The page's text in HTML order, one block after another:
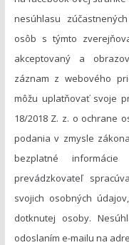
nesúhlasu
osôb s týmto
akceptovaný a
záznam z webového
môžu uplatňovať svoje
18/2018 Z. z. o ochrane
podania v zmysle
bezplatné
prevádzkovateľ
svojich osobných
dotknutej osoby.
odoslaním e-mailu na